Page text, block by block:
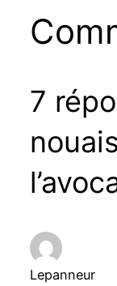
7
Lepanneur